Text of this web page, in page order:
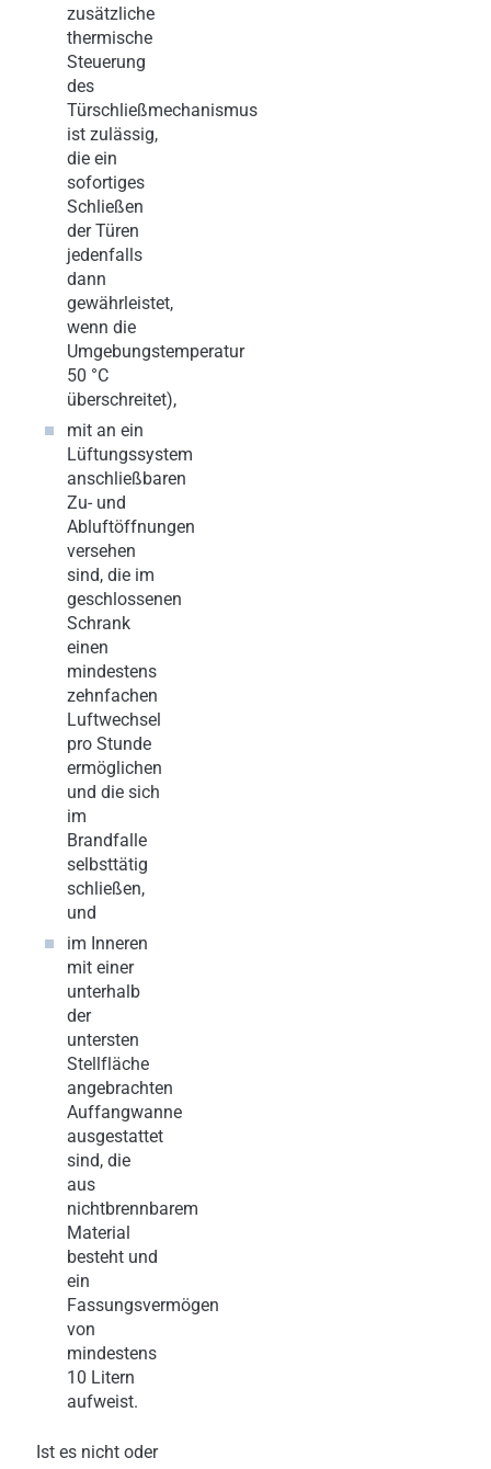
zusätzliche
thermische
Steuerung
des
Türschließmechanismus
ist zulässig,
die ein
sofortiges
Schließen
der Türen
jedenfalls
dann
gewährleistet,
wenn die
Umgebungstemperatur
50 °C
überschreitet),
mit an ein
Lüftungssystem
anschließbaren
Zu- und
Abluftöffnungen
versehen
sind, die im
geschlossenen
Schrank
einen
mindestens
zehnfachen
Luftwechsel
pro Stunde
ermöglichen
und die sich
im
Brandfalle
selbsttätig
schließen,
und
im Inneren
mit einer
unterhalb
der
untersten
Stellfläche
angebrachten
Auffangwanne
ausgestattet
sind, die
aus
nichtbrennbarem
Material
besteht und
ein
Fassungsvermögen
von
mindestens
10 Litern
aufweist.
Ist es nicht oder